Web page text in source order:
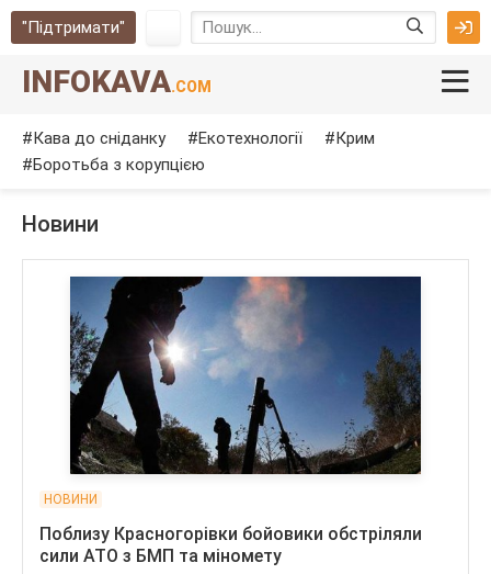
"Підтримати"
INFOKAVA.COM
Кава до сніданку Екотехнології
Крим
Боротьба з корупцією
Новини
НОВИНИ
Поблизу Красногорівки бойовики обстріляли
сили АТО з БМП та міномету